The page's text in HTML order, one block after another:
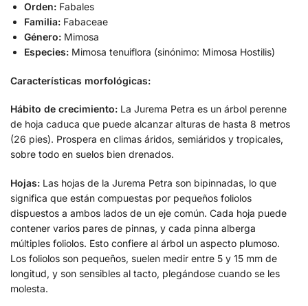
Orden: Fabales
Familia: Fabaceae
Género: Mimosa
Especies: Mimosa tenuiflora (sinónimo: Mimosa Hostilis)
Características morfológicas:
Hábito de crecimiento: La Jurema Petra es un árbol perenne
de hoja caduca que puede alcanzar alturas de hasta 8 metros
(26 pies). Prospera en climas áridos, semiáridos y tropicales,
sobre todo en suelos bien drenados.
Hojas: Las hojas de la Jurema Petra son bipinnadas, lo que
significa que están compuestas por pequeños foliolos
dispuestos a ambos lados de un eje común. Cada hoja puede
contener varios pares de pinnas, y cada pinna alberga
múltiples foliolos. Esto confiere al árbol un aspecto plumoso.
Los foliolos son pequeños, suelen medir entre 5 y 15 mm de
longitud, y son sensibles al tacto, plegándose cuando se les
molesta.